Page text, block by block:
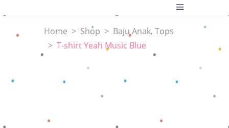
Home > Shop > Baju Anak, Tops
> T-shirt Yeah Music Blue